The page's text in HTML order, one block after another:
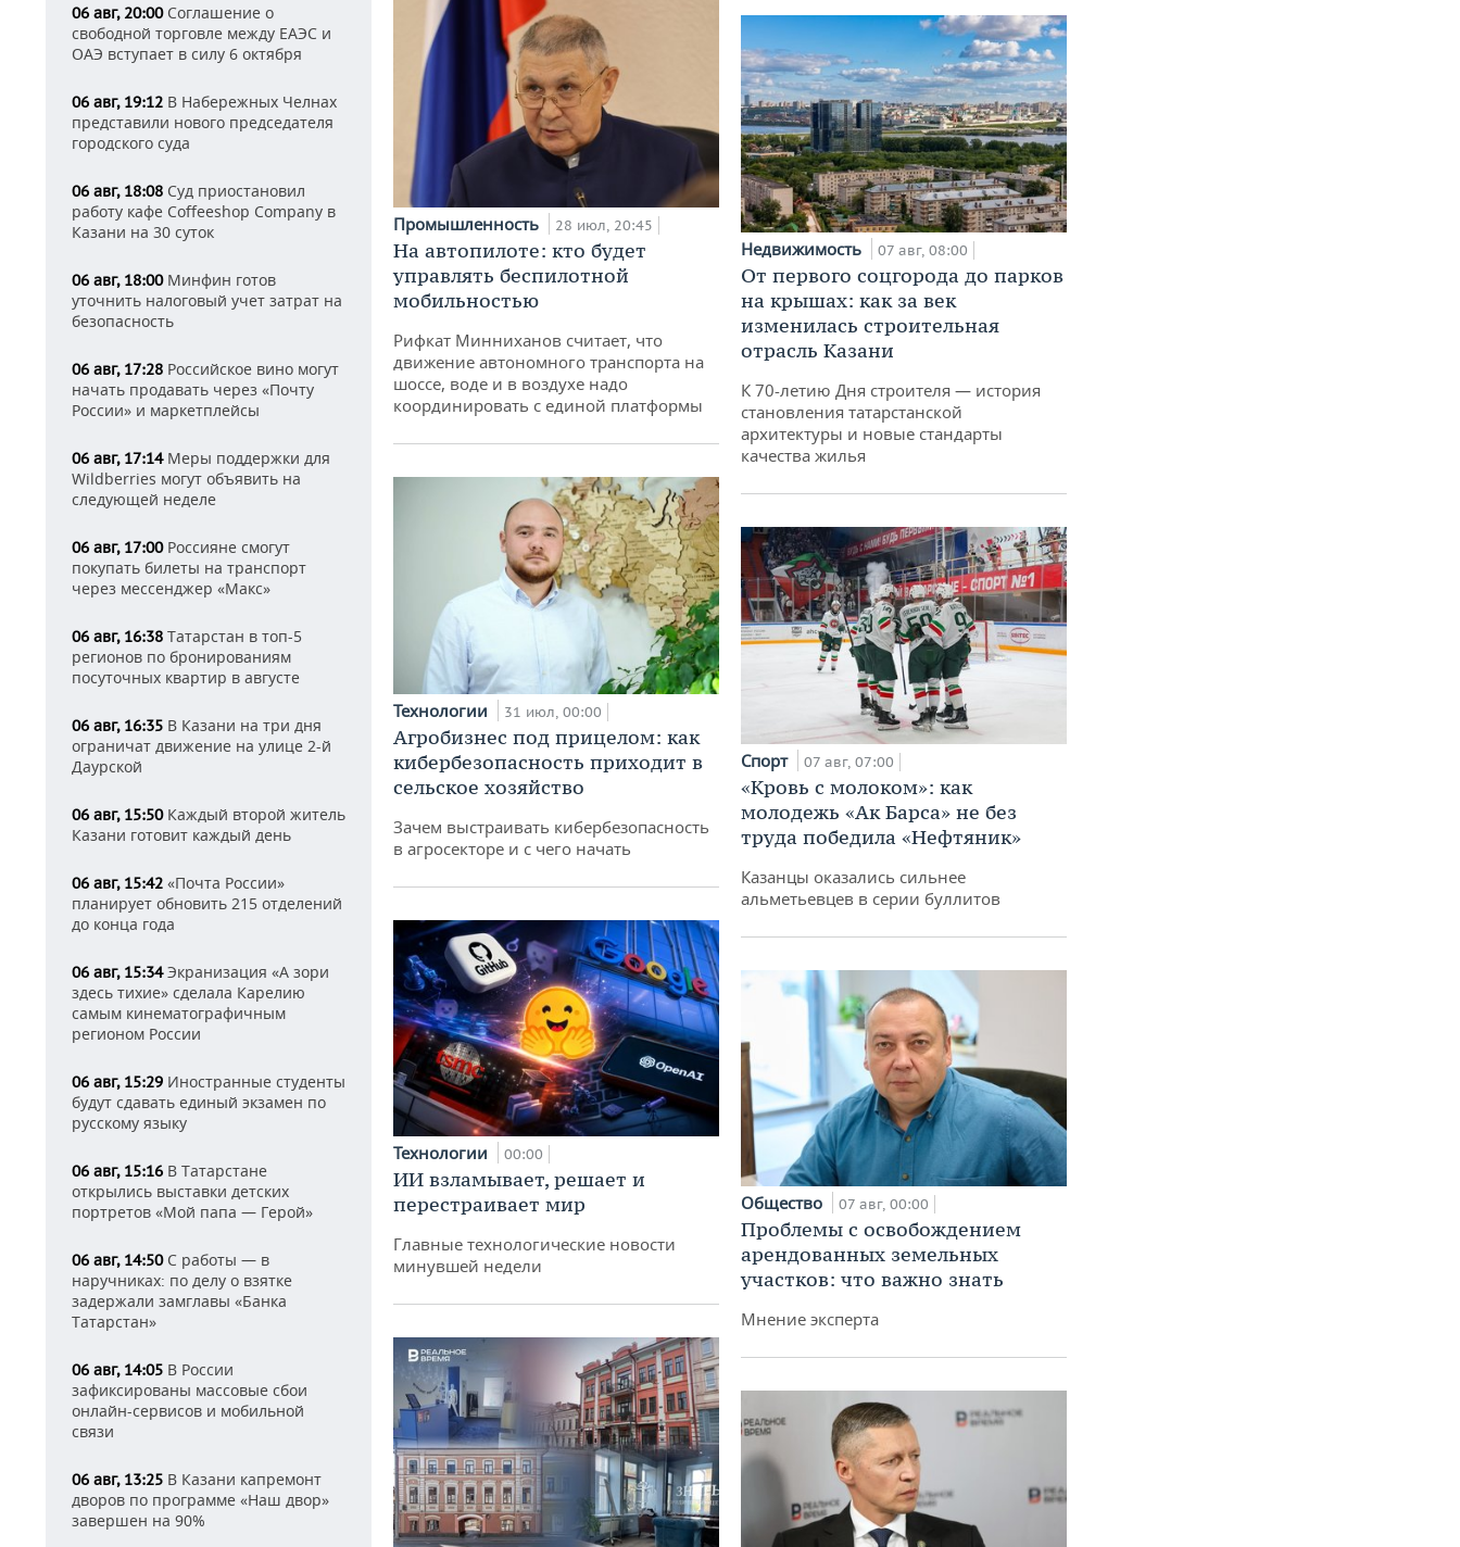
06 авг, 20:00Соглашение о
свободной торговле между ЕАЭС и
ОАЭ вступает в силу 6 октября
06 авг, 19:12 В Набережных Челнах
представили нового председателя
городского суда
06 авг, 18:08 Суд приостановил
работу кафе Coffeeshop Company в
Казани на 30 суток
06 авг, 18:00Минфин готов
уточнить налоговый учет затрат на
безопасность
06 авг, 17:28 Российское вино могут
начать продавать через «Почту
России» и маркетплейсы
06 авг, 17:14Меры поддержки для
Wildberries могут объявить на
следующей неделе
06 авг, 17:00Россияне смогут
покупать билеты на транспорт
через мессенджер «Макс»
06 авг, 16:38 Татарстан в топ-5
регионов по бронированиям
посуточных квартир в августе
06 авг, 16:35 В Казани на три дня
ограничат движение на улице 2-й
Даурской
06 авг, 15:50Каждый второй житель
Казани готовит каждый день
06 авг, 15:42 «Почта России»
планирует обновить 215 отделений
до конца года
06 авг, 15:34Экранизация «А зори
здесь тихие» сделала Карелию
самым кинематографичным
регионом России
06 авг, 15:29 Иностранные студенты
будут сдавать единый экзамен по
русскому языку
06 авг, 15:16 В Татарстане
открылись выставки детских
портретов «Мой папа — Герой»
06 авг, 14:50С работы — в
наручниках: по делу о взятке
задержали замглавы «Банка
Татарстан»
06 авг, 14:05 В России
зафиксированы массовые сбои
онлайн-сервисов и мобильной
связи
06 авг, 13:25 В Казани капремонт
дворов по программе «Наш двор»
завершен на 90%
Промышленность 28 июл, 20:45
На автопилоте: кто будет
управлять беспилотной
мобильностью
Рифкат Минниханов считает, что
движение автономного транспорта на
шоссе, воде и в воздухе надо
координировать с единой платформы
Технологии 31 июл, 00:00
Агробизнес под прицелом: как
кибербезопасность приходит в
сельское хозяйство
Зачем выстраивать кибербезопасность
в агросекторе и с чего начать
Технологии 00:00
ИИ взламывает, решает и
перестраивает мир
Главные технологические новости
минувшей недели
Недвижимость 07 авг, 08:00
От первого соцгорода до парков
на крышах: как за век
изменилась строительная
отрасль Казани
К 70-летию Дня строителя — история
становления татарстанской
архитектуры и новые стандарты
качества жилья
Спорт 07 авг, 07:00
«Кровь с молоком»: как
молодежь «Ак Барса» не без
труда победила «Нефтяник»
Казанцы оказались сильнее
альметьевцев в серии буллитов
Общество 07 авг, 00:00
Проблемы с освобождением
арендованных земельных
участков: что важно знать
Мнение эксперта